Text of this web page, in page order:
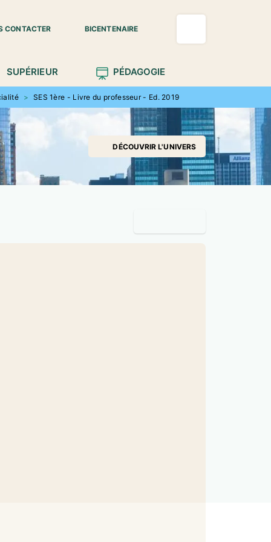
CONTACTER BICENTENAIRE
SUPÉRIEUR PÉDAGOGIE
> SES 1ère - Livre du professeur - Ed. 2019
DÉCOUVRIR L'UNIVERS